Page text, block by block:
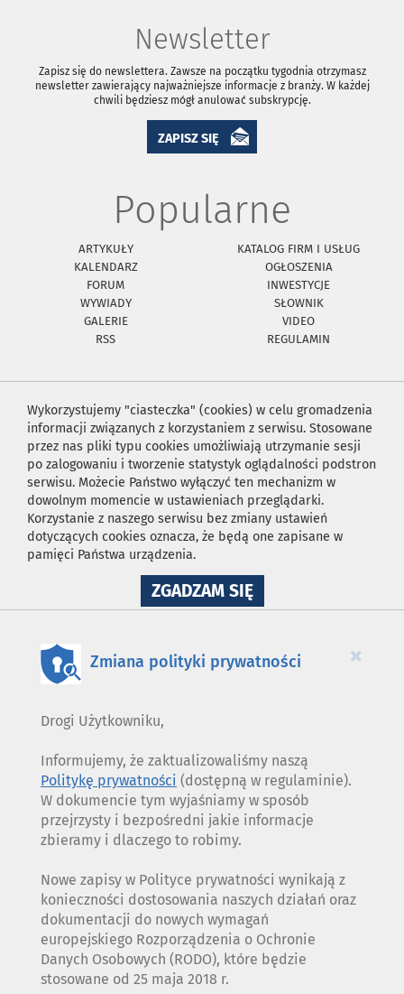
Newsletter
Zapisz się do newslettera. Zawsze na początku tygodnia otrzymasz
newsletter zawierający najważniejsze informacje z branży. W każdej
chwili będziesz mógł anulować subskrypcję.
ZAPISZ SIĘ
Popularne
ARTYKUŁY
KATALOG FIRM I USŁUG
KALENDARZ
OGŁOSZENIA
FORUM
INWESTYCJE
WYWIADY
SŁOWNIK
GALERIE
VIDEO
RSS
REGULAMIN
Wykorzystujemy "ciasteczka" (cookies) w celu gromadzenia
informacji związanych z korzystaniem z serwisu. Stosowane
przez nas pliki typu cookies umożliwiają utrzymanie sesji
po zalogowaniu i tworzenie statystyk oglądalności podstron
serwisu. Możecie Państwo wyłączyć ten mechanizm w
dowolnym momencie w ustawieniach przeglądarki.
Korzystanie z naszego serwisu bez zmiany ustawień
dotyczących cookies oznacza, że będą one zapisane w
pamięci Państwa urządzenia.
ZGADZAM SIĘNA
WYKORZYSTANIE
×
Zmiana polityki prywatności
Drogi Użytkowniku,
Informujemy, że zaktualizowaliśmy naszą
Politykę prywatności (dostępną w regulaminie).
W dokumencie tym wyjaśniamy w sposób
przejrzysty i bezpośredni jakie informacje
zbieramy i dlaczego to robimy.
Nowe zapisy w Polityce prywatności wynikają z
konieczności dostosowania naszych działań oraz
dokumentacji do nowych wymagań
europejskiego Rozporządzenia o Ochronie
Danych Osobowych (RODO), które będzie
stosowane od 25 maja 2018 r.